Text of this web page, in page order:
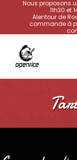
Nous proposons
11h30 et
Alentour de
commande à